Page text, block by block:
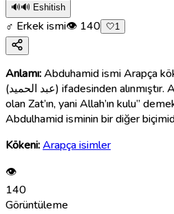
🔊🔊 Eshitish
♂ Erkek ismi👁 140 🤍1
Anlamı:Abduhamid ismi Arapça
(عبد الحميد) ifadesinden alınmıştır. Anlamı “tüm övgülere layık
olan Zat’ın, yani Allah’ın kulu”
Abdulhamid isminin bir diğer
Kökeni:Arapça isimler
👁
140
Görüntüleme